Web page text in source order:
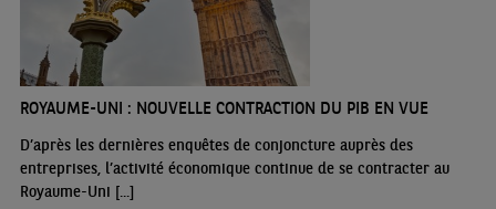
ROYAUME-UNI : NOUVELLE CONTRACTION DU PIB EN VUE
D’après les dernières enquêtes de conjoncture auprès des
entreprises, l’activité économique continue de se contracter au
Royaume-Uni [...]